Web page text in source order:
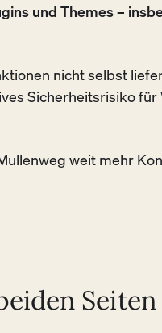
und Themes –
nicht selbst
Sicherheitsrisiko
weit mehr
Seiten